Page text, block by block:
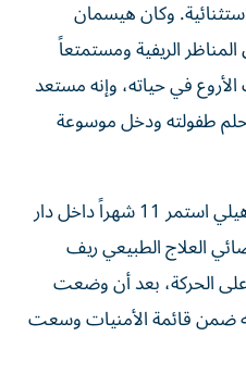
وكان هيسمان
الريفية ومستمتعاً
في حياته، وإنه مستعد
طفولته ودخل موسوعة
خضع هاري هيسمان لبرنامج تأهيلي استمر 11 شهراً داخل دار
العلاج الطبيعي ريف
الحركة، بعد أن وضعت
ضمن قائمة الأمنيات وسعت